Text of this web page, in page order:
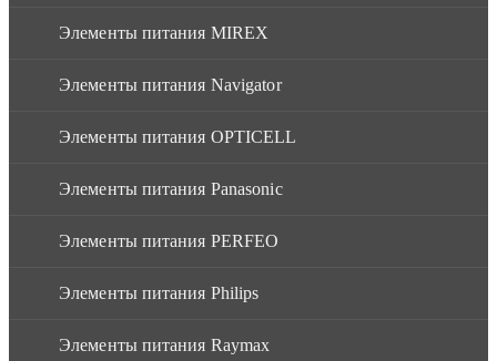
Элементы питания MIREX
Элементы питания Navigator
Элементы питания OPTICELL
Элементы питания Panasonic
Элементы питания PERFEO
Элементы питания Philips
Элементы питания Raymax